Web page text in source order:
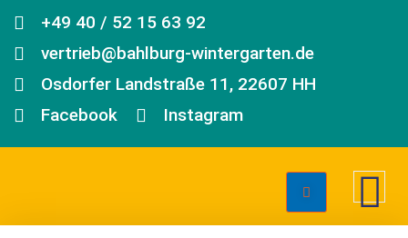
+49 40 / 52 15 63 92
vertrieb@bahlburg-wintergarten.de
Osdorfer Landstraße 11, 22607 HH
Facebook
Instagram